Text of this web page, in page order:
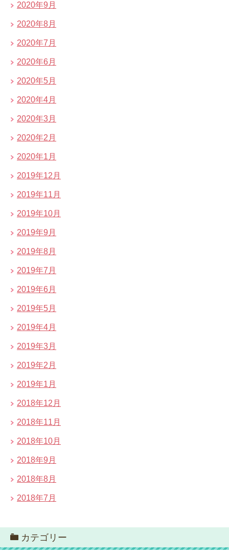
2020年9月
2020年8月
2020年7月
2020年6月
2020年5月
2020年4月
2020年3月
2020年2月
2020年1月
2019年12月
2019年11月
2019年10月
2019年9月
2019年8月
2019年7月
2019年6月
2019年5月
2019年4月
2019年3月
2019年2月
2019年1月
2018年12月
2018年11月
2018年10月
2018年9月
2018年8月
2018年7月
カテゴリー